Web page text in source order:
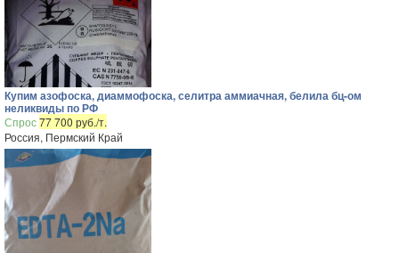
Купим азофоска, диаммофоска, селитра аммиачная, белила бц-ом
неликвиды по РФ
Спрос77 700 руб./т.
Россия, Пермский Край